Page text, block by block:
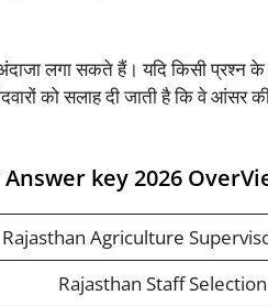
लगा सकते हैं। यदि किसी प्रश्न के
को सलाह दी जाती है कि वे
key 2026
Rajasthan Agriculture
Rajasthan Staff